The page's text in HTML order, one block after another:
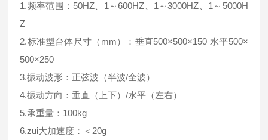
1.频率范围：50HZ、1～600HZ、1～3000HZ、1～5000H
Z
2.标准型台体尺寸（mm）：垂直500×500×150 水平500×
500×250
3.振动波形：正弦波（半波/全波）
4.振动方向：垂直（上下）/水平（左右）
5.承重量：100kg
6.zui大加速度：＜20g